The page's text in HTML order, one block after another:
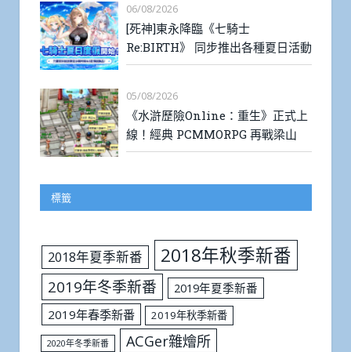
06/08/2026
[死神]東永降臨《七騎士
Re:BIRTH》 同步推出各種夏日活動
05/08/2026
《水滸歷險Online：重生》正式上
線！經典 PCMMORPG 再戰梁山
標籤
2018年夏季新番 2018年秋季新番
2019年冬季新番
2019年夏季新番
2019年春季新番
2019年秋季新番
2020年冬季新番 ACGer雜燴所